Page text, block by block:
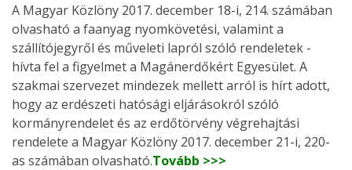
A Magyar Közlöny 2017. december 18-i, 214. számában
olvasható a faanyag nyomkövetési, valamint a
szállítójegyről és műveleti lapról szóló rendeletek -
hívta fel a figyelmet a Magánerdőkért Egyesület. A
szakmai szervezet mindezek mellett arról is hírt adott,
hogy az erdészeti hatósági eljárásokról szóló
kormányrendelet és az erdőtörvény végrehajtási
rendelete a Magyar Közlöny 2017. december 21-i, 220-
as számában olvasható.Tovább >>>